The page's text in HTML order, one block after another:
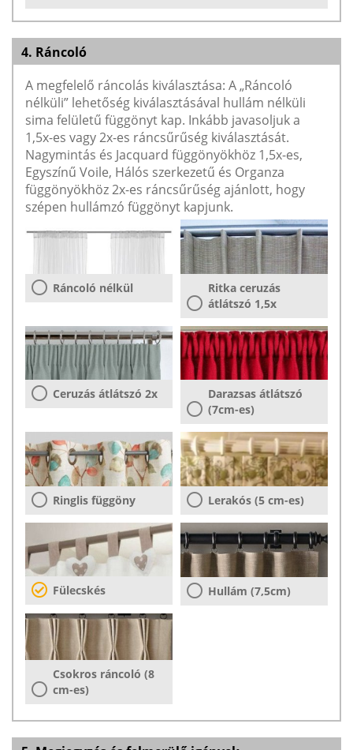
4. Ráncoló
A megfelelő ráncolás kiválasztása: A „Ráncoló
nélküli” lehetőség kiválasztásával hullám nélküli
sima felületű függönyt kap. Inkább javasoljuk a
1,5x-es vagy 2x-es ráncsűrűség kiválasztását.
Nagymintás és Jacquard függönyökhöz 1,5x-es,
Egyszínű Voile, Hálós szerkezetű és Organza
függönyökhöz 2x-es ráncsűrűség ajánlott, hogy
szépen hullámzó függönyt kapjunk.
Ráncoló nélkül
Ritka ceruzás
átlátszó 1,5x
Ceruzás átlátszó 2x
Darazsas átlátszó
(7cm-es)
Ringlis függöny Lerakós (5 cm-es)
Fülecskés Hullám (7,5cm)
Csokros ráncoló (8
cm-es)